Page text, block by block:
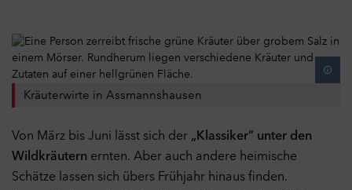
Kräuterwirte in Assmannshausen
Von März bis Juni lässt sich der „Klassiker“ unter den
Wildkräutern ernten. Aber auch andere heimische
Schätze lassen sich übers Frühjahr hinaus finden.